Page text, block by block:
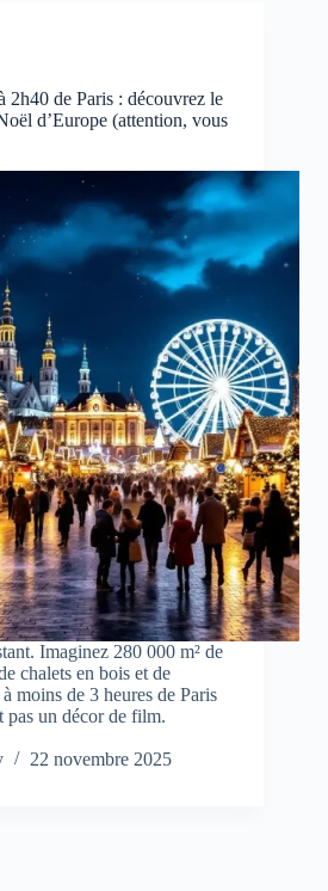
2h40 de Paris : découvrez le
d’Europe (attention, vous
Imaginez 280 000 m² de
chalets en bois et de
moins de 3 heures de Paris
pas un décor de film.
22 novembre 2025